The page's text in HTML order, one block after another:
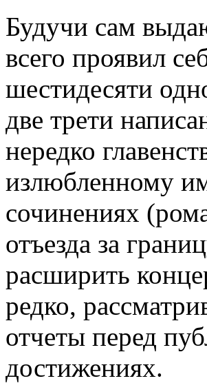
Будучи сам
всего проявил
шестидесяти
две трети
нередко
излюбленному
сочинениях
отъезда за
расширить
редко,
отчеты перед
достижениях.